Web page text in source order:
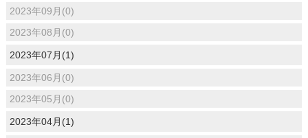
2023年09月(0)
2023年08月(0)
2023年07月(1)
2023年06月(0)
2023年05月(0)
2023年04月(1)